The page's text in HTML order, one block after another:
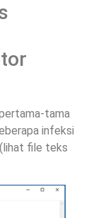
tama
infeksi
file teks